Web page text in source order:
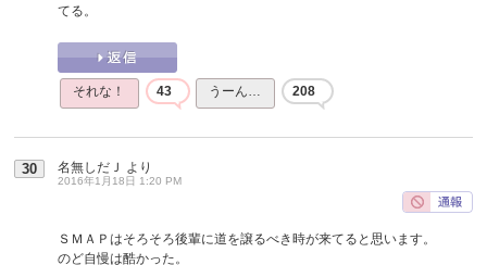
てる。
それな！ 43 うーん… 208
30 名無しだＪ より
2016年1月18日 1:20 PM
ＳＭＡＰはそろそろ後輩に道を譲るべき時が来てると思います。
のど自慢は酷かった。